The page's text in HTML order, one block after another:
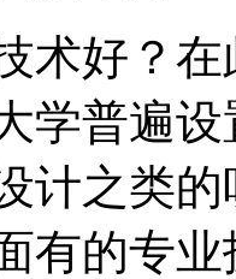
术好？
学普遍
计之类
有的专